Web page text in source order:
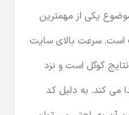
یکی از مهمترین
سرعت بالای سایت
گوگل است و نزد
می کند. به دلیل کد